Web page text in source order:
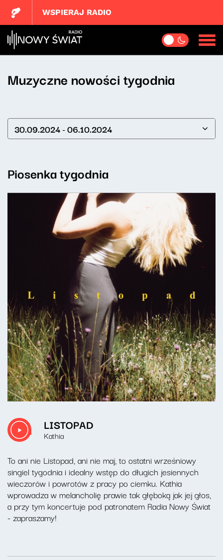
WSPIERAJ RADIO
Muzyczne nowości tygodnia
30.09.2024 - 06.10.2024
Piosenka tygodnia
LISTOPAD
Kathia
To ani nie Listopad, ani nie maj, to ostatni wrześniowy
singiel tygodnia i idealny wstęp do długich jesiennych
wieczorów i powrotów z pracy po ciemku. Kathia
wprowadza w melancholię prawie tak głęboką jak jej głos,
a przy tym koncertuje pod patronatem Radia Nowy Świat
- zapraszamy!